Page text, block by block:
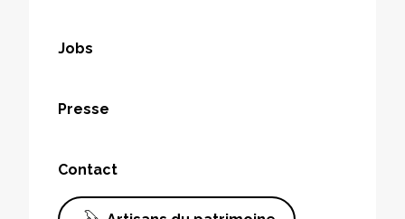
Jobs
Presse
Contact